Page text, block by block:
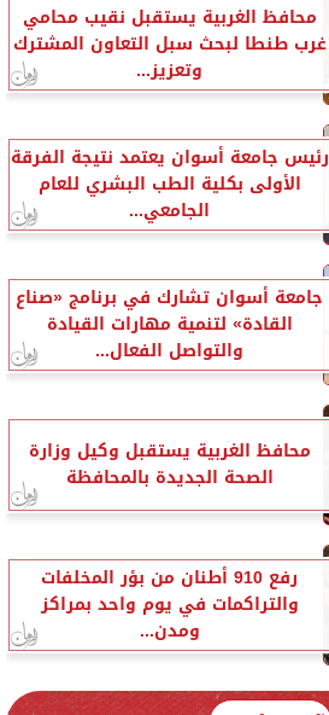
محافظ الغربية يستقبل نقيب محامي
غرب طنطا لبحث سبل التعاون المشترك
وتعزيز...
رئيس جامعة أسوان يعتمد نتيجة الفرقة
الأولى بكلية الطب البشري للعام
الجامعي...
جامعة أسوان تشارك في برنامج «صناع
القادة» لتنمية مهارات القيادة
والتواصل الفعال...
محافظ الغربية يستقبل وكيل وزارة
الصحة الجديدة بالمحافظة
رفع 910 أطنان من بؤر المخلفات
والتراكمات في يوم واحد بمراكز
ومدن...